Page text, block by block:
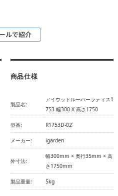
商品仕様
製品名:
アイウッドルーバーラティス1
753 幅300 X 高さ1750
型番: R1753D-02
メーカー: igarden
外寸法:
幅300mm × 奥行35mm × 高
さ1750mm
製品重量: 5kg